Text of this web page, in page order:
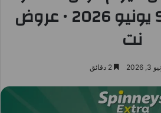
3 يونيو حتى 9 يونيو 2026 • عروض
نت
2026 2 دقائق